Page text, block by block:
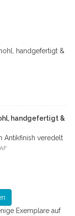
handgefertigt &
Antikfinish veredelt
Exemplare auf